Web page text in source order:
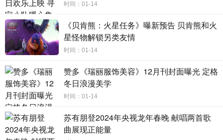
男人在生活困境中的隐忍、克制和悲伤，以及一系列微妙地
情绪变化。马丽一改喜剧式表演，成功挑战“走心”且“严肃”的
表演风格，把一个怀孕妻子的绝望与纠结展现得淋漓尽致，
迎来演艺生涯的惊喜突破。两位实力派演员此番同框飙戏，
时代寓意｜描摹失意者群像，映照现代人内心困惑
《东北虎》曾荣获第24届上海国际电影节金爵奖最佳影
时间：01-14
《贝肯熊：火星任务》曝新预告 贝肯熊和火
星怪物解锁另类友情
时间：01-14
赞多《瑞丽服饰美容》12月刊封面曝光 定格
冬日浪漫美学
时间：01-14
苏有朋登2024年央视龙年春晚 献唱两首歌
曲展现正能量